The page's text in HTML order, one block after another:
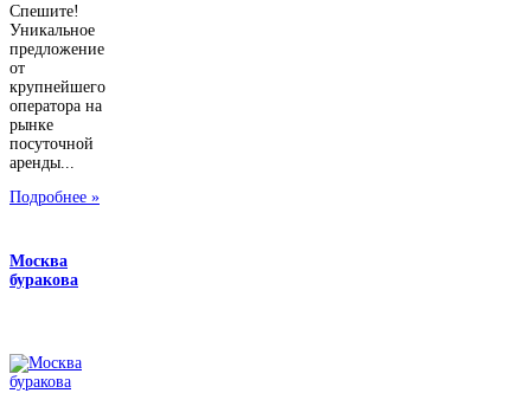
Спешите!
Уникальное
предложение
от
крупнейшего
оператора на
рынке
посуточной
аренды...
Подробнее »
Москва
буракова